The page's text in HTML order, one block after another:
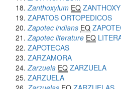
Zanthoxylum EQ
ZAPATOS ORTOPEDICOS
Zapotec indians EQ
Zapotec literature EQ
ZAPOTECAS
ZARZAMORA
Zarzuela EQ ZARZUELA
ZARZUELA